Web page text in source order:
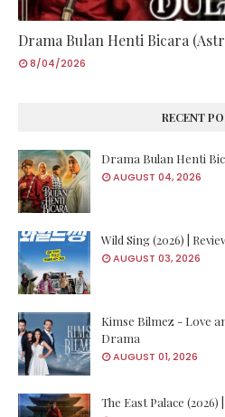
Drama Bulan Henti Bicara
8/04/2026
RECENT
Drama Bulan Henti
AUGUST 04, 2026
Wild Sing (2026) |
AUGUST 03, 2026
Kimse Bilmez - Love
Drama
AUGUST 01, 2026
The East Palace